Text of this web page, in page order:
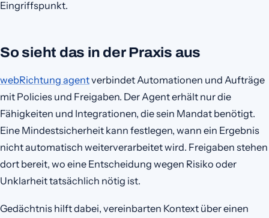
Eingriffspunkt.
So sieht das in der Praxis aus
webRichtung agentverbindet Automationen und Aufträge
mit Policies und Freigaben. Der Agent erhält nur die
Fähigkeiten und Integrationen, die sein Mandat benötigt.
Eine Mindestsicherheit kann festlegen, wann ein Ergebnis
nicht automatisch weiterverarbeitet wird. Freigaben stehen
dort bereit, wo eine Entscheidung wegen Risiko oder
Unklarheit tatsächlich nötig ist.
Gedächtnis hilft dabei, vereinbarten Kontext über einen